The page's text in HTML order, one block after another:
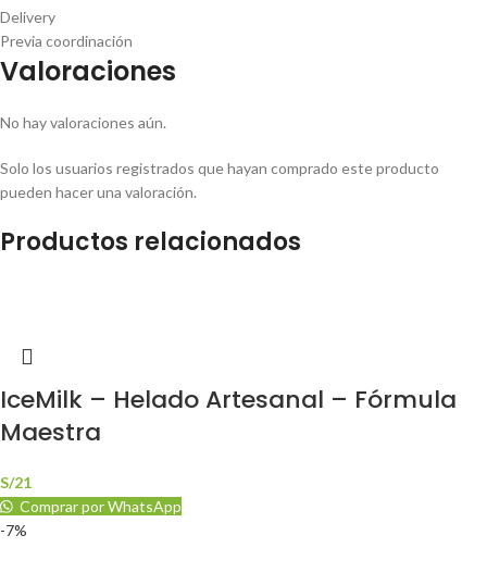
Delivery
Previa coordinación
Valoraciones
No hay valoraciones aún.
Solo los usuarios registrados que hayan comprado este producto
pueden hacer una valoración.
Productos relacionados
IceMilk – Helado Artesanal – Fórmula
Maestra
S/21
Comprar por WhatsApp
-7%